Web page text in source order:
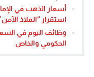
استقرار “الملاذ
وظائف اليوم في
الحكومي والخاص